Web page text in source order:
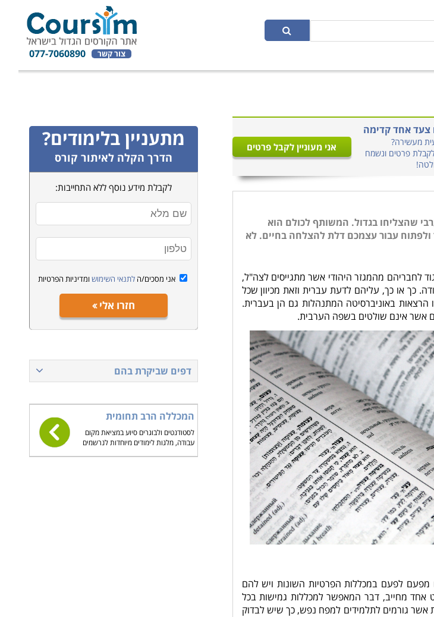
צור קשר 077-7060890
צעד אחד קדימה
מעשירה?
לקבלת פרטים ונשמח
אני מעוניין לקבל פרטים
שהצליחו בגדול. המשותף לכולם הוא
ולפתוח עבור עצמכם דלת להצלחה בחיים. לא
לחבריהם מהמגזר היהודי אשר מתגייסים לצה"ל,
כך או כך, עליהם לדעת עברית וזאת מכיוון שכל
באוניברסיטה המתנהלות גם הן בעברית.
אשר אינם שולטים בשפה הערבית.
מפעם לפעם במכללות הפרטיות השונות ויש להם
אחד מחייב, דבר המאפשר למכללות גמישות בכל
אשר גורמים לתלמידים למפח נפש, כך שיש לבדוק
מתעניין בלימודים?
הדרך הקלה לאיתור קורס
לקבלת מידע נוסף ללא התחייבות:
אני מסכים/הלתנאי השימוש ומדיניות הפרטיות
חזרו אלי
דפים שביקרת בהם
המכללה הרב תחומית
לסטודנטים ולבוגרים סיוע במציאת מקום
עבודה, מלגות לימודים מיוחדות לנרשמים